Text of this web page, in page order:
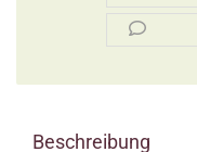
Beschreibung